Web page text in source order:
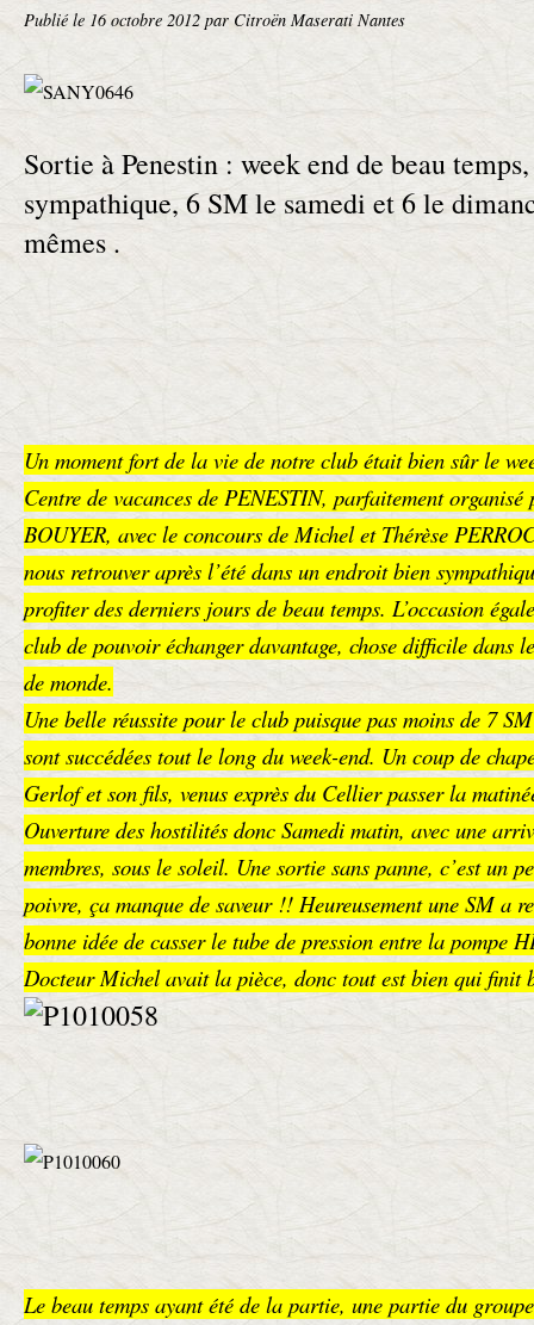
Publié le 16 octobre 2012 par Citroën Maserati Nantes
Sortie à Penestin : week end de beau
sympathique, 6 SM le samedi et 6 le
mêmes .
Un moment fort de la vie de notre club était bien sûr le
Centre de vacances de PENESTIN, parfaitement organisé
BOUYER, avec le concours de Michel et Thérèse
nous retrouver après l’été dans un endroit bien
profiter des derniers jours de beau temps. L’occasion
club de pouvoir échanger davantage, chose difficile dans
de monde.
Une belle réussite pour le club puisque pas moins de 7
sont succédées tout le long du week-end. Un coup de
Gerlof et son fils, venus exprès du Cellier passer la
Ouverture des hostilités donc Samedi matin, avec une
membres, sous le soleil. Une sortie sans panne, c’est un
poivre, ça manque de saveur !! Heureusement une SM a
bonne idée de casser le tube de pression entre la pompe
Docteur Michel avait la pièce, donc tout est bien qui finit
Le beau temps ayant été de la partie, une partie du